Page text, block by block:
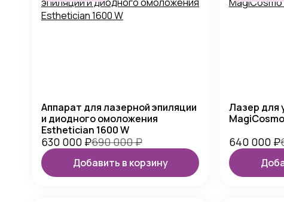
Аппарат для лазерной эпиляции
и диодного омоложения
Esthetician 1600 W
630 000 ₽690 000₽
Добавить в корзину
Лазер для
640 000 ₽